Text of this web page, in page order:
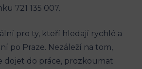
‍721⁤ 135 007.
​pro ty,‍ kteří⁤ hledají rychlé a
po Praze. Nezáleží ⁤na tom,
dojet do práce,​ prozkoumat